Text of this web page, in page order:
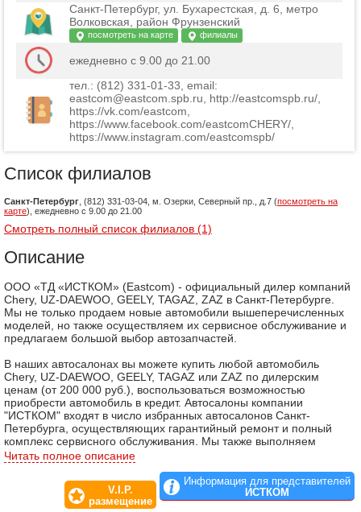
Санкт-Петербург, ул. Бухарестская, д. 6, метро
Волковская, район Фрунзенский
посмотреть на карте филиалы
ежедневно с 9.00 до 21.00
тел.: (812) 331-01-33, email:
eastcom@eastcom.spb.ru, http://eastcomspb.ru/,
https://vk.com/eastcom,
https://www.facebook.com/eastcomCHERY/,
https://www.instagram.com/eastcomspb/
Список филиалов
Санкт-Петербург , (812) 331-03-04, м. Озерки, Северный пр., д.7 (посмотреть на
карте), ежедневно с 9.00 до 21.00
Смотреть полный список филиалов (1)
Описание
ООО «ТД «ИСТКОМ» (Eastcom) - официальный дилер компаний
Chery, UZ-DAEWOO, GEELY, TAGAZ, ZAZ в Санкт-Петербурге.
Мы не только продаем новые автомобили вышеперечисленных
моделей, но также осуществляем их сервисное обслуживание и
предлагаем большой выбор автозапчастей.
В наших автосалонах вы можете купить любой автомобиль
Chery, UZ-DAEWOO, GEELY, TAGAZ или ZAZ по дилерским
ценам (от 200 000 руб.), воспользоваться возможностью
приобрести автомобиль в кредит. Автосалоны компании
"ИСТКОМ" входят в число избранных автосалонов Санкт-
Петербурга, осуществляющих гарантийный ремонт и полный
комплекс сервисного обслуживания. Мы также выполняем
работы по кузовному ремонту любой сложности и сотрудничаем
с большим количеством страховых компаний, такими как
РОСГОССТРАХ, МСК, РЕСО, ВСК и др.
Читать полное описание
V.I.P.
размещение
Информация для представителей
ИСТКОМ